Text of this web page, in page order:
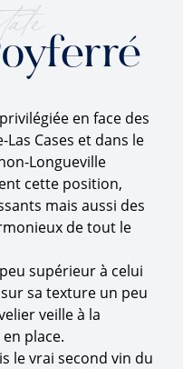
en face des
Cases et dans le
Longueville
cette position,
mais aussi des
de tout le
supérieur à celui
sa texture un peu
veille à la
place.
le vrai second vin du